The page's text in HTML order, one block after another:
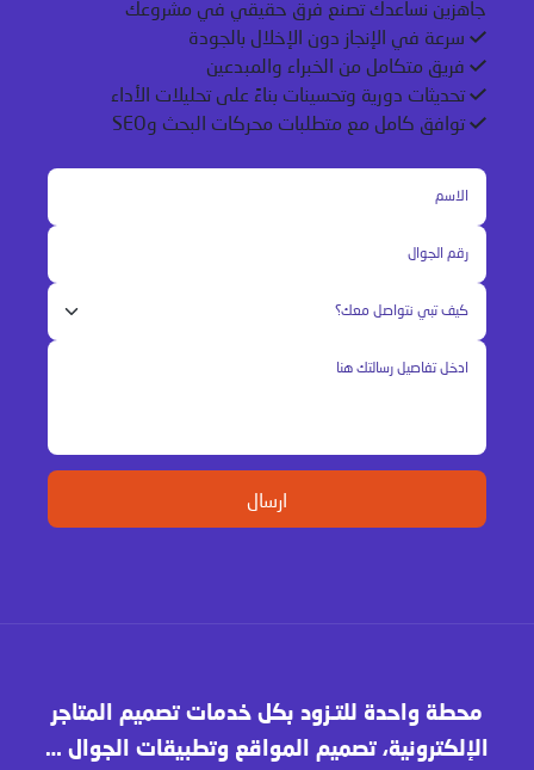
جاهزين نساعدك تصنع فرق حقيقي في مشروعك
سرعة في الإنجاز دون الإخلال بالجودة
فريق متكامل من الخبراء والمبدعين
تحديثات دورية وتحسينات بناءً على تحليلات الأداء
توافق كامل مع متطلبات محركات البحث وSEO
محطة واحدة للتـزود بكل خدمات تصميم المتاجر
الإلكترونية، تصميم المواقع وتطبيقات الجوال …